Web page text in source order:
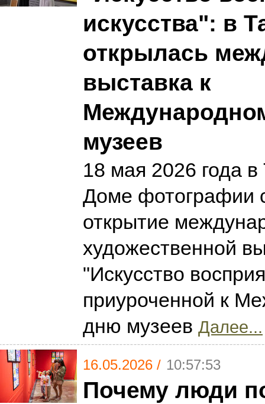
искусства": в
открылась
выставка к
музеев
18 мая 2026 года
Доме фотографии
открытие
художественной
"Искусство
приуроченной к
дню музеев Далее...
16.05.2026 / 10:57:53
Почему люди